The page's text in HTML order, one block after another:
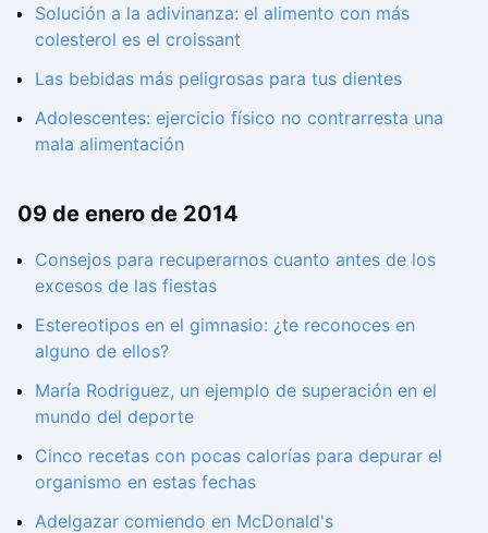
Solución a la adivinanza: el alimento con más
colesterol es el croissant
Las bebidas más peligrosas para tus dientes
Adolescentes: ejercicio físico no contrarresta una
mala alimentación
09 de enero de 2014
Consejos para recuperarnos cuanto antes de los
excesos de las fiestas
Estereotipos en el gimnasio: ¿te reconoces en
alguno de ellos?
María Rodriguez, un ejemplo de superación en el
mundo del deporte
Cinco recetas con pocas calorías para depurar el
organismo en estas fechas
Adelgazar comiendo en McDonald's